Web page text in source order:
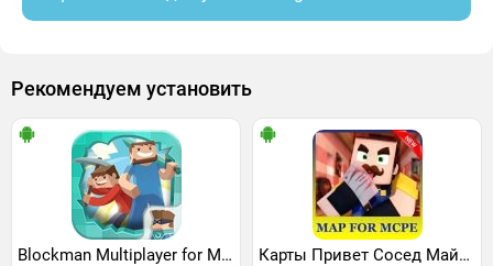
Рекомендуем установить
Blockman Multiplayer for Minecraft Карты Привет Сосед Майнкрафт